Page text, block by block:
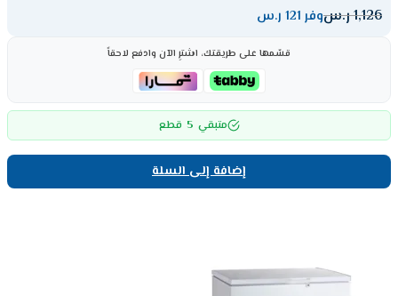
1,126ر.سوفر 121 ر.س
قسّمها على طريقتك، اشترِ الآن وادفع لاحقاً
متبقي 5 قطع
إضافة إلى السلة